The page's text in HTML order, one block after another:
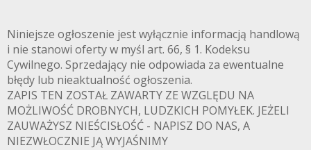
Niniejsze ogłoszenie jest wyłącznie informacją handlową
i nie stanowi oferty w myśl art. 66, § 1. Kodeksu
Cywilnego. Sprzedający nie odpowiada za ewentualne
błędy lub nieaktualność ogłoszenia.
ZAPIS TEN ZOSTAŁ ZAWARTY ZE WZGLĘDU NA
MOŻLIWOŚĆ DROBNYCH, LUDZKICH POMYŁEK. JEŻELI
ZAUWAŻYSZ NIEŚCISŁOŚĆ - NAPISZ DO NAS, A
NIEZWŁOCZNIE JĄ WYJAŚNIMY